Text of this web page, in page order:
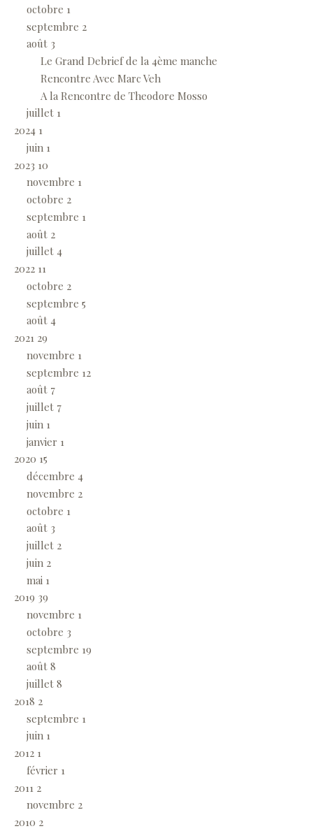
octobre 1
septembre 2
août 3
Le Grand Debrief de la 4ème manche
Rencontre Avec Marc Veh
A la Rencontre de Theodore Mosso
juillet 1
2024 1
juin 1
2023 10
novembre 1
octobre 2
septembre 1
août 2
juillet 4
2022 11
octobre 2
septembre 5
août 4
2021 29
novembre 1
septembre 12
août 7
juillet 7
juin 1
janvier 1
2020 15
décembre 4
novembre 2
octobre 1
août 3
juillet 2
juin 2
mai 1
2019 39
novembre 1
octobre 3
septembre 19
août 8
juillet 8
2018 2
septembre 1
juin 1
2012 1
février 1
2011 2
novembre 2
2010 2